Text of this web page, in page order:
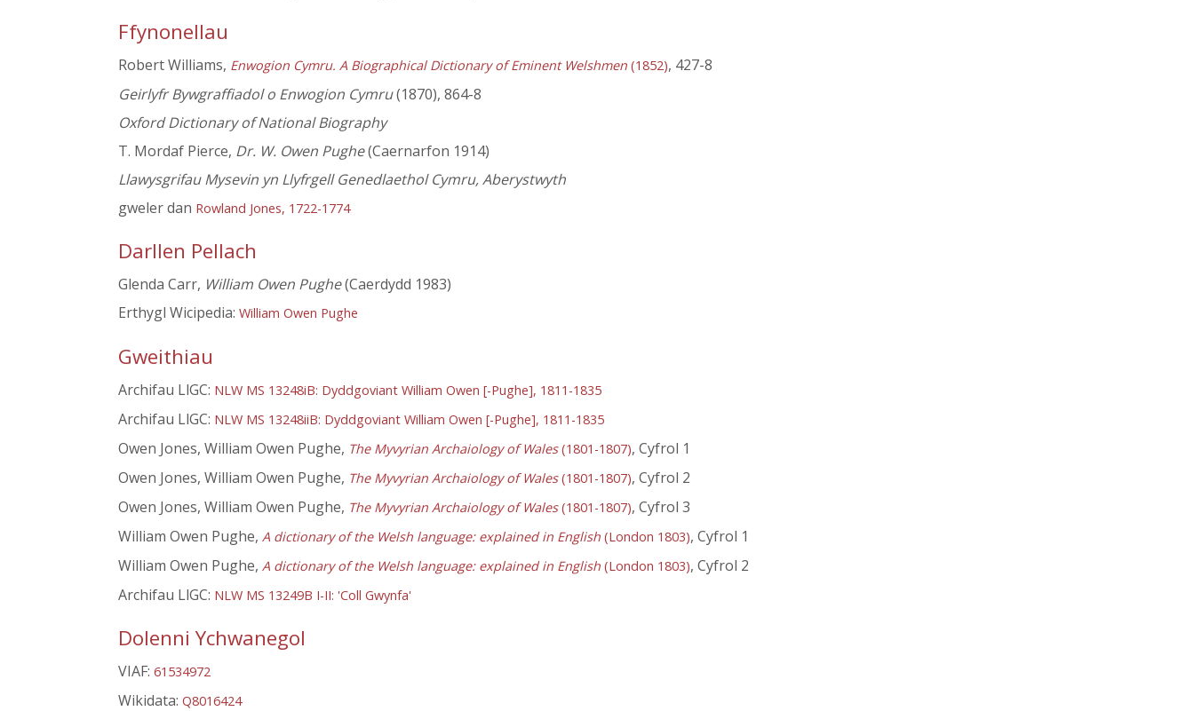
Ffynonellau
Robert Williams, Enwogion Cymru. A Biographical Dictionary of Eminent Welshmen (1852), 427-8
Geirlyfr Bywgraffiadol o Enwogion Cymru(1870), 864-8
Oxford Dictionary of National Biography
T. Mordaf Pierce, Dr. W. Owen Pughe(Caernarfon 1914)
Llawysgrifau Mysevin yn Llyfrgell Genedlaethol Cymru, Aberystwyth
gweler dan Rowland Jones, 1722-1774
Darllen Pellach
Glenda Carr, William Owen Pughe(Caerdydd 1983)
Erthygl Wicipedia: William Owen Pughe
Gweithiau
Archifau LlGC: NLW MS 13248iB: Dyddgoviant William Owen [-Pughe], 1811-1835
Archifau LlGC: NLW MS 13248iiB: Dyddgoviant William Owen [-Pughe], 1811-1835
Owen Jones, William Owen Pughe, The Myvyrian Archaiology of Wales(1801-1807), Cyfrol 1
Owen Jones, William Owen Pughe, The Myvyrian Archaiology of Wales(1801-1807), Cyfrol 2
Owen Jones, William Owen Pughe, The Myvyrian Archaiology of Wales(1801-1807), Cyfrol 3
William Owen Pughe, A dictionary of the Welsh language: explained in English (London 1803), Cyfrol 1
William Owen Pughe, A dictionary of the Welsh language: explained in English (London 1803), Cyfrol 2
Archifau LlGC: NLW MS 13249B I-II: 'Coll Gwynfa'
Dolenni Ychwanegol
VIAF: 61534972
Wikidata: Q8016424